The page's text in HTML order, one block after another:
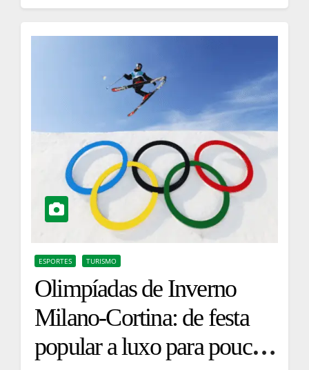
ESPORTES TURISMO
Olimpíadas de Inverno
Milano-Cortina: de festa
popular a luxo para poucos